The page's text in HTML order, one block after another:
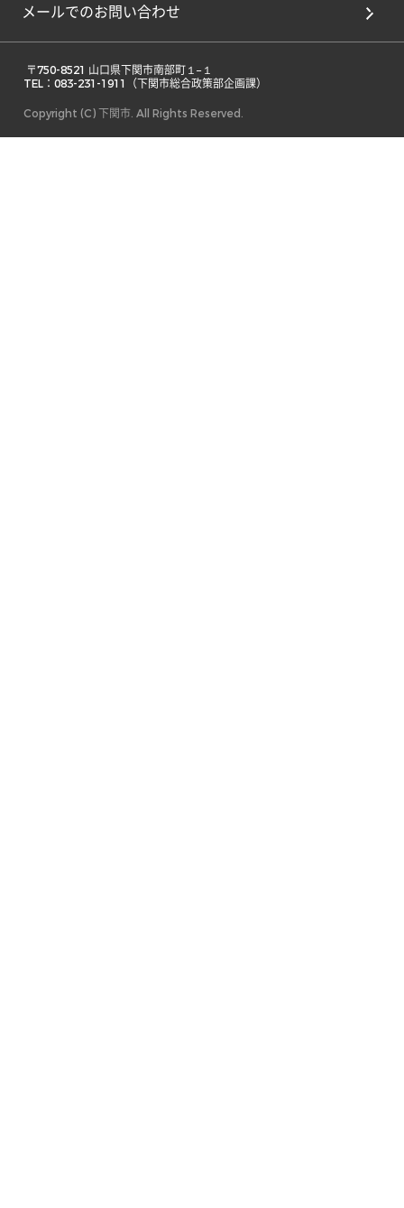
メールでのお問い合わせ
TEL：083-231-1911（下関市総合政策部企画課）
Copyright (C) 下関市. All Rights Reserved.